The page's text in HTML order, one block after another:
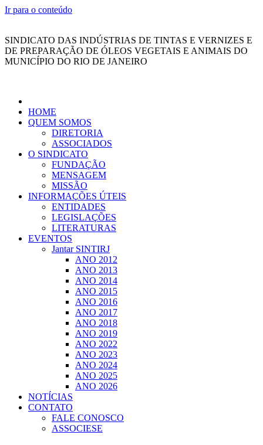
Ir para o conteúdo
SINDICATO DAS INDÚSTRIAS DE TINTAS E VERNIZES E
DE PREPARAÇÃO DE ÓLEOS VEGETAIS E ANIMAIS DO
MUNICÍPIO DO RIO DE JANEIRO
HOME
QUEM SOMOS
DIRETORIA
ASSOCIADOS
O SINDICATO
FUNDAÇÃO
MENSAGEM
MISSÃO
INFORMAÇÕES ÚTEIS
ENTIDADES
LEGISLAÇÕES
LITERATURAS
EVENTOS
Jantar SINTIRJ
ANO 2012
ANO 2013
ANO 2014
ANO 2015
ANO 2016
ANO 2017
ANO 2018
ANO 2019
ANO 2022
ANO 2023
ANO 2024
ANO 2025
ANO 2026
NOTÍCIAS
CONTATO
FALE CONOSCO
ASSOCIESE